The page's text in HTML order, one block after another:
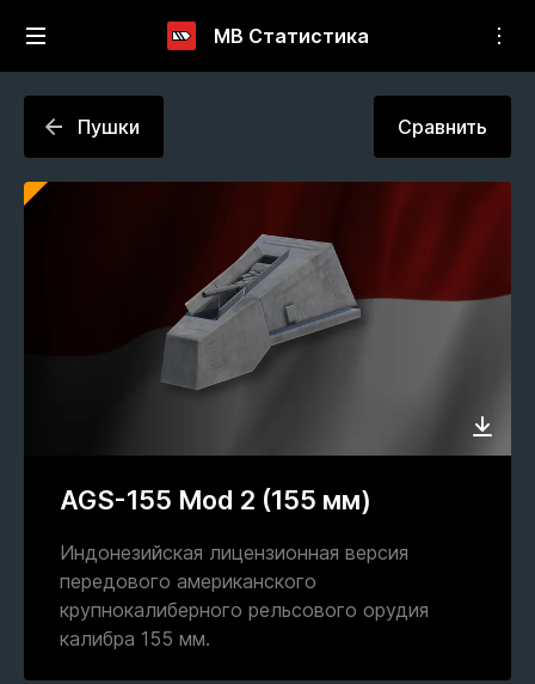
МВ Статистика
Пушки Сравнить
AGS-155 Mod 2 (155 мм)
Индонезийская лицензионная версия
передового американского
крупнокалиберного рельсового орудия
калибра 155 мм.